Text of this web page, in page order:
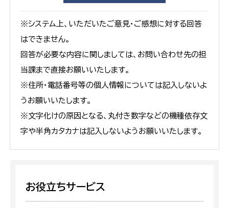
※システム上、いただいたご意見・ご感想に対する回答
はできません。
回答が必要な内容に関しましては、お問い合わせ先の担
当課まで直接お願いいたします。
※住所・電話番号等の個人情報については記入しないよ
うお願いいたします。
※文字化けの原因となる、丸付き数字などの機種依存文
字や半角カタカナは記入しないようお願いいたします。
お役立ちサービス